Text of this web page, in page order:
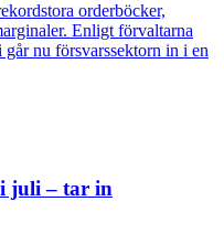
orderböcker,
Enligt förvaltarna
nu försvarssektorn in i en
juli – tar in